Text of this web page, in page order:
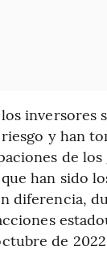
inversores
y han
de los
han sido
diferencia,
de